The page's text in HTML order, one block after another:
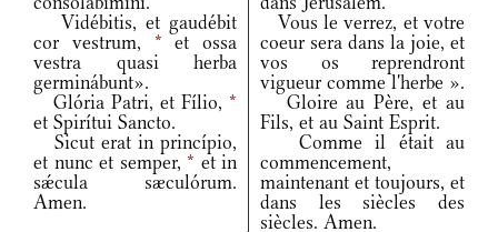
Vidébitis, et gaudébit
cor vestrum, * et ossa
vestra quasi herba
germinábunt».
Vous le verrez, et votre
coeur sera dans la joie, et
vos os reprendront
vigueur comme l'herbe ».
Glória Patri, et Fílio, *
et Spirítui Sancto.
Gloire au Père, et au
Fils, et au Saint Esprit.
Sicut erat in princípio,
et nunc et semper, * et in
sǽcula sæculórum.
Amen.
Comme il était au
commencement,
maintenant et toujours, et
dans les siècles des
siècles. Amen.